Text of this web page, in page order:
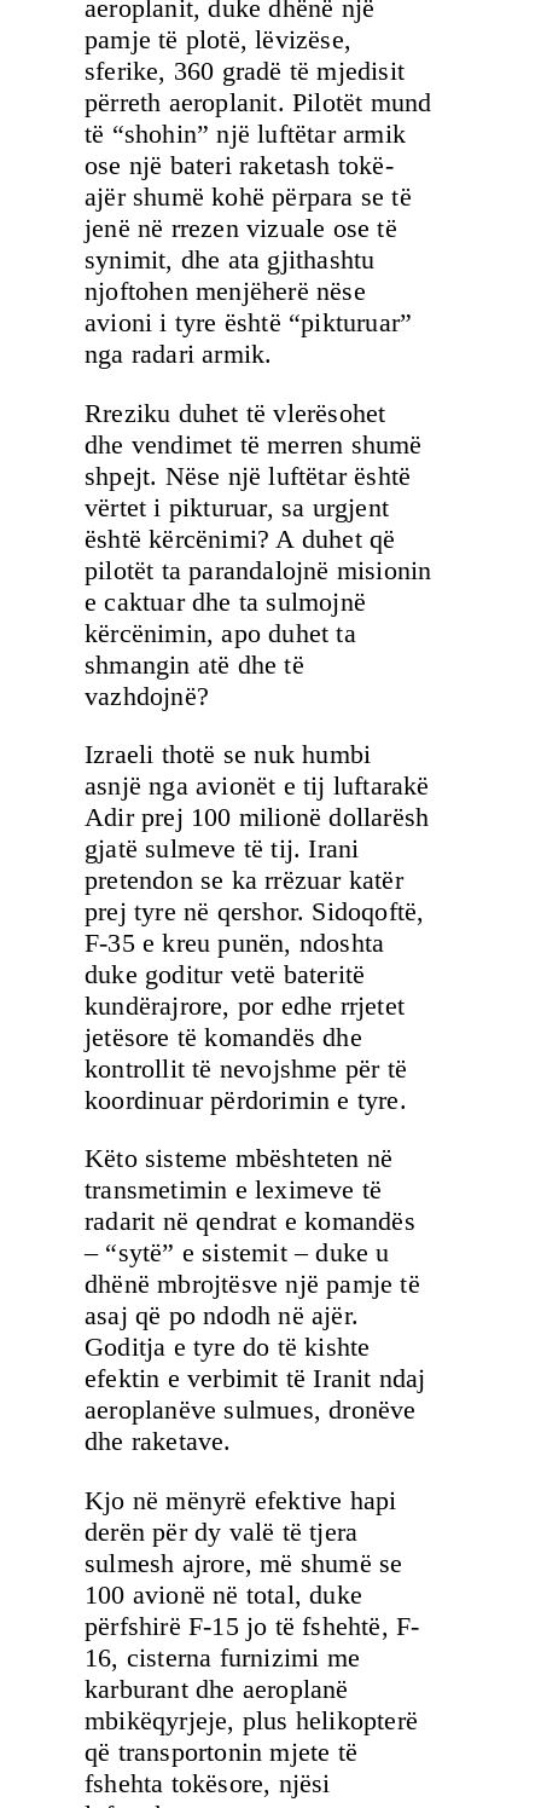
aeroplanit, duke dhënë një
pamje të plotë, lëvizëse,
sferike, 360 gradë të mjedisit
përreth aeroplanit. Pilotët mund
të “shohin” një luftëtar armik
ose një bateri raketash tokë-
ajër shumë kohë përpara se të
jenë në rrezen vizuale ose të
synimit, dhe ata gjithashtu
njoftohen menjëherë nëse
avioni i tyre është “pikturuar”
nga radari armik.
Rreziku duhet të vlerësohet
dhe vendimet të merren shumë
shpejt. Nëse një luftëtar është
vërtet i pikturuar, sa urgjent
është kërcënimi? A duhet që
pilotët ta parandalojnë misionin
e caktuar dhe ta sulmojnë
kërcënimin, apo duhet ta
shmangin atë dhe të
vazhdojnë?
Izraeli thotë se nuk humbi
asnjë nga avionët e tij luftarakë
Adir prej 100 milionë dollarësh
gjatë sulmeve të tij. Irani
pretendon se ka rrëzuar katër
prej tyre në qershor. Sidoqoftë,
F-35 e kreu punën, ndoshta
duke goditur vetë bateritë
kundërajrore, por edhe rrjetet
jetësore të komandës dhe
kontrollit të nevojshme për të
koordinuar përdorimin e tyre.
Këto sisteme mbështeten në
transmetimin e leximeve të
radarit në qendrat e komandës
– “sytë” e sistemit – duke u
dhënë mbrojtësve një pamje të
asaj që po ndodh në ajër.
Goditja e tyre do të kishte
efektin e verbimit të Iranit ndaj
aeroplanëve sulmues, dronëve
dhe raketave.
Kjo në mënyrë efektive hapi
derën për dy valë të tjera
sulmesh ajrore, më shumë se
100 avionë në total, duke
përfshirë F-15 jo të fshehtë, F-
16, cisterna furnizimi me
karburant dhe aeroplanë
mbikëqyrjeje, plus helikopterë
që transportonin mjete të
fshehta tokësore, njësi